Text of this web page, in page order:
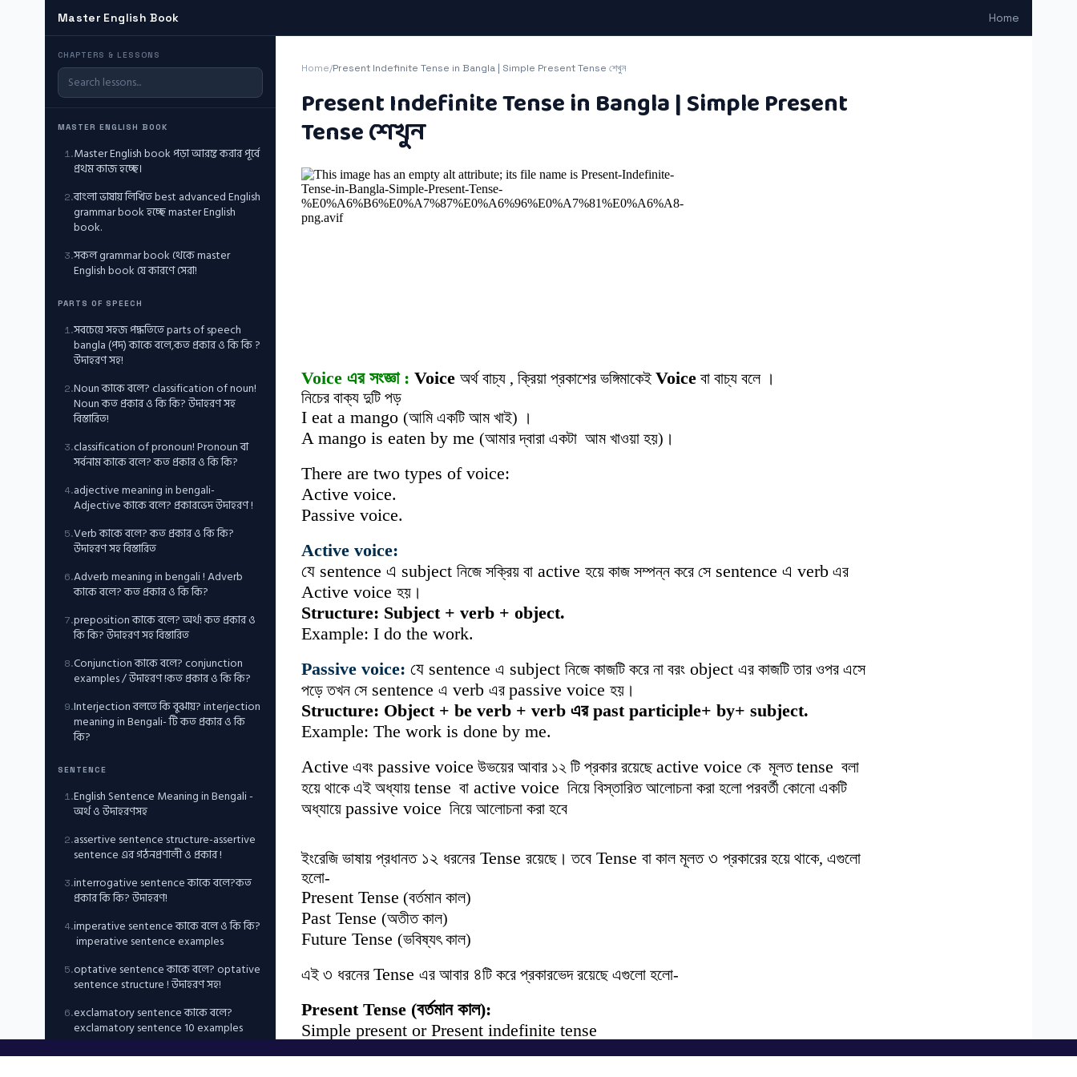
Master English Book Home
CHAPTERS & LESSONS
MASTER ENGLISH BOOK
1.Master English book পড়া আরম্ভ করার পূর্বে
প্রথম কাজ হচ্ছে।
2.বাংলা ভাষায় লিখিত best advanced English
grammar book হচ্ছে master English
book.
3.সকল grammar book থেকে master
English book যে কারণে সেরা!
PARTS OF SPEECH
1.সবচেয়ে সহজ পদ্ধতিতে parts of speech
bangla (পদ) কাকে বলে,কত প্রকার ও কি কি ?
উদাহরণ সহ!
2.Noun কাকে বলে? classification of noun!
Noun কত প্রকার ও কি কি? উদাহরণ সহ
বিস্তারিত!
3.classification of pronoun! Pronoun বা
সর্বনাম কাকে বলে? কত প্রকার ও কি কি?
4.adjective meaning in bengali-
Adjective কাকে বলে? প্রকারভেদ উদাহরণ !
5.Verb কাকে বলে? কত প্রকার ও কি কি?
উদাহরণ সহ বিস্তারিত
6.Adverb meaning in bengali ! Adverb
কাকে বলে? কত প্রকার ও কি কি?
7.preposition কাকে বলে? অর্থ! কত প্রকার ও
কি কি? উদাহরণ সহ বিস্তারিত
8.Conjunction কাকে বলে? conjunction
examples / উদাহরণ !কত প্রকার ও কি কি?
9.Interjection বলতে কি বুঝায়? interjection
meaning in Bengali- টি কত প্রকার ও কি
কি?
SENTENCE
1.English Sentence Meaning in Bengali -
অর্থ ও উদাহরণসহ
2.assertive sentence structure-assertive
sentence এর গঠনপ্রণালী ও প্রকার !
3.interrogative sentence কাকে বলে?কত
প্রকার কি কি? উদাহরণ!
4.imperative sentence কাকে বলে ও কি কি?
imperative sentence examples
5.optative sentence কাকে বলে? optative
sentence structure ! উদাহরণ সহ!
6.exclamatory sentence কাকে বলে?
exclamatory sentence 10 examples
Home/Present Indefinite Tense in Bangla | Simple Present Tense শেখুন
Present Indefinite Tense in Bangla | Simple Present
Tense শেখুন
Voice এর সংজ্ঞা: Voice অর্থ বাচ্য , ক্রিয়া প্রকাশের ভঙ্গিমাকেইVoice বা বাচ্য বলে ।
নিচের বাক্য দুটি পড়
I eat a mango (আমি একটি আম খাই) ।
A mango is eaten by me (আমার দ্বারা একটা আম খাওয়া হয়)।
There are two types of voice:
Active voice.
Passive voice.
Active voice:
যে sentence এ subject নিজে সক্রিয় বা active হয়ে কাজ সম্পন্ন করে সেsentence এ verb এর
Active voice হয়।
Structure: Subject + verb + object.
Example: I do the work.
Passive voice: যে sentence এ subject নিজে কাজটি করে না বরং object এর কাজটি তার ওপর এসে
পড়ে তখন সেsentence এ verb এর passive voice হয়।
Structure: Object + be verb + verb এর past participle+ by+ subject.
Example: The work is done by me.
Active এবং passive voice উভয়ের আবার ১২ টি প্রকার রয়েছেactive voice কে মূলতtense বলা
হয়ে থাকে এই অধ্যায় tense বা active voice নিয়ে বিস্তারিত আলোচনা করা হলো পরবর্তী কোনো একটি
অধ্যায়ে passive voice নিয়ে আলোচনা করা হবে
ইংরেজি ভাষায় প্রধানত১২ ধরনের Tense রয়েছে। তবে Tense বা কাল মূলত৩ প্রকারের হয়ে থাকে, এগুলো
হলো-
Present Tense (বর্তমান কাল)
Past Tense (অতীত কাল)
Future Tense (ভবিষ্যৎ কাল)
এই৩ ধরনের Tense এর আবার ৪টি করে প্রকারভেদ রয়েছে এগুলো হলো-
Present Tense (বর্তমান কাল):
Simple present or Present indefinite tense
Present continuous tense